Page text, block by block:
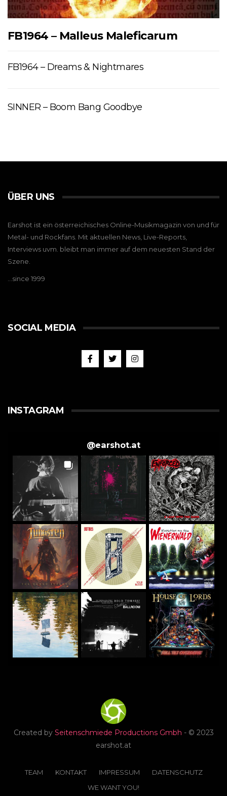
FB1964 – Malleus Maleficarum
FB1964 – Dreams & Nightmares
SINNER – Boom Bang Goodbye
ÜBER UNS
Earshot ist ein österreichisches Online-Musikmagazin von und für
Metal- und Rockfans. Mit aktuellen News, Live-Reports,
Interviews uvm. bleibt man immer auf dem neuesten Stand der
Szene.
…since 1999
SOCIAL MEDIA
INSTAGRAM
@earshot.at
Created by Seitenschmiede Productions Gmbh - © 2023
earshot.at
TEAM KONTAKT IMPRESSUM
DATENSCHUTZ
WE WANT YOU!